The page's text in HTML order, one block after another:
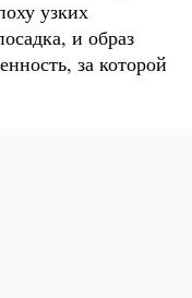
узких
и образ
за которой